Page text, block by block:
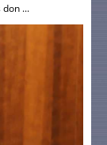
...